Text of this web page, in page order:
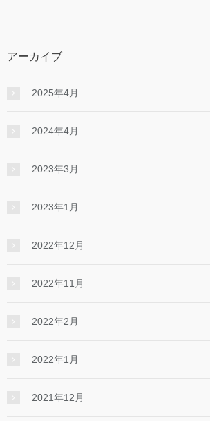
アーカイブ
2025年4月
2024年4月
2023年3月
2023年1月
2022年12月
2022年11月
2022年2月
2022年1月
2021年12月